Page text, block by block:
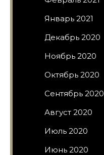
Январь 2021
Декабрь 2020
Ноябрь 2020
Октябрь 2020
Сентябрь 2020
Август 2020
Июль 2020
Июнь 2020